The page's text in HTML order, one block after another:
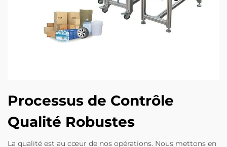
Processus de Contrôle
Qualité Robustes
La qualité est au cœur de nos opérations. Nous mettons en